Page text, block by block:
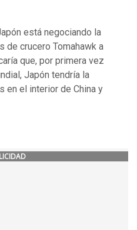
está negociando la
de crucero Tomahawk a
que, por primera vez
Japón tendría la
en el interior de China y